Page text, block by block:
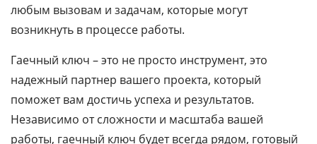
любым вызовам и задачам, которые могут
возникнуть в процессе работы.
Гаечный ключ – это не просто инструмент, это
надежный партнер вашего проекта, который
поможет вам достичь успеха и результатов.
Независимо от сложности и масштаба вашей
работы, гаечный ключ будет всегда рядом, готовый